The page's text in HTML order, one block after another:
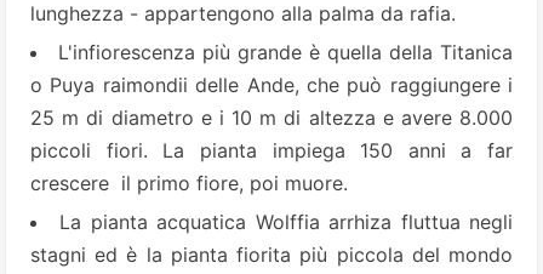
lunghezza - appartengono alla palma da rafia.
L'infiorescenza più grande è quella della Titanica
o Puya raimondii delle Ande, che può raggiungere i
25 m di diametro e i 10 m di altezza e avere 8.000
piccoli fiori. La pianta impiega 150 anni a far
crescere il primo fiore, poi muore.
La pianta acquatica Wolffia arrhiza fluttua negli
stagni ed è la pianta fiorita più piccola del mondo